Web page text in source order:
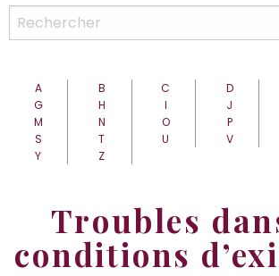
A B C D
G
H I J
M
N O P
S
T U V
Y
Z
Troubles
conditions